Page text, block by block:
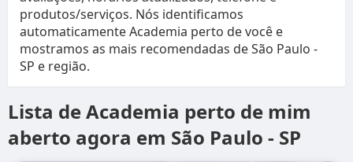
produtos/serviços. Nós identificamos
automaticamente Academia perto de você e
mostramos as mais recomendadas de São Paulo -
SP e região.
Lista de Academia perto de mim
aberto agora em São Paulo - SP